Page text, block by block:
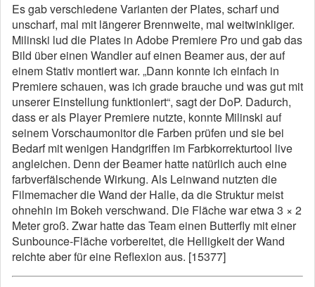
Es gab verschiedene Varianten der Plates, scharf und
unscharf, mal mit längerer Brennweite, mal weitwinkliger.
Milinski lud die Plates in Adobe Premiere Pro und gab das
Bild über einen Wandler auf einen Beamer aus, der auf
einem Stativ montiert war. „Dann konnte ich einfach in
Premiere schauen, was ich grade brauche und was gut mit
unserer Einstellung funktioniert“, sagt der DoP. Dadurch,
dass er als Player Premiere nutzte, konnte Milinski auf
seinem Vorschaumonitor die Farben prüfen und sie bei
Bedarf mit wenigen Handgriffen im Farbkorrekturtool live
angleichen. Denn der Beamer hatte natürlich auch eine
farbverfälschende Wirkung. Als Leinwand nutzten die
Filmemacher die Wand der Halle, da die Struktur meist
ohnehin im Bokeh verschwand. Die Fläche war etwa 3 × 2
Meter groß. Zwar hatte das Team einen Butterfly mit einer
Sunbounce-Fläche vorbereitet, die Helligkeit der Wand
reichte aber für eine Reflexion aus. [15377]